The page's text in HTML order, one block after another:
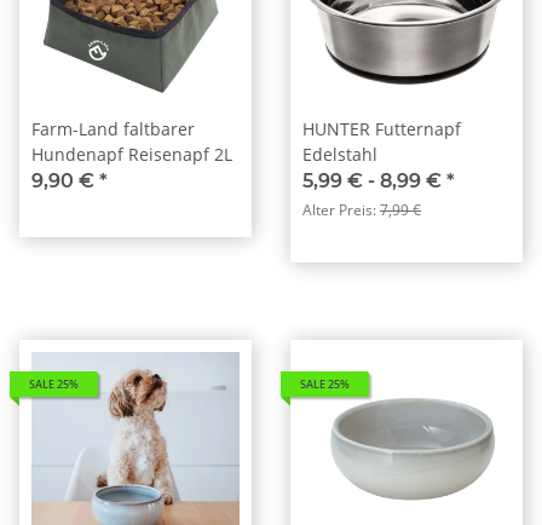
Farm-Land faltbarer
Hundenapf Reisenapf 2L
9,90 € *
HUNTER Futternapf
Edelstahl
5,99 € - 8,99 € *
Alter Preis:7,99 €
SALE 25% SALE 25%